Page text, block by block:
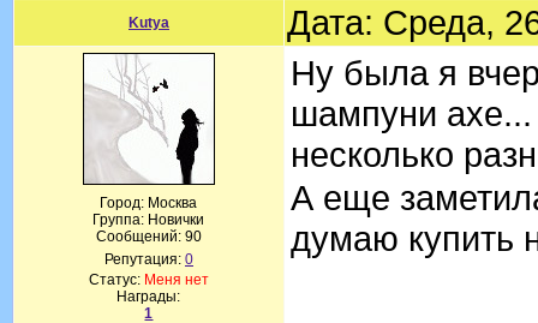
Kutya Дата: Среда,
Город: Москва
Группа: Новички
Сообщений: 90
Репутация: 0
Статус: Меня нет
Награды:
1
Ну была я
шампуни axe...
несколько
А еще
думаю купить